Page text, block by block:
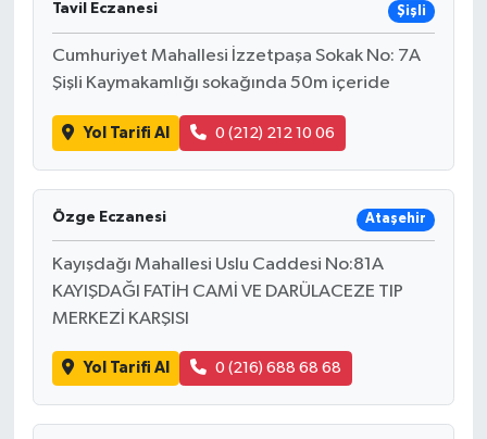
Tavil Eczanesi Şişli
Cumhuriyet Mahallesi İzzetpaşa Sokak No: 7A
Şişli Kaymakamlığı sokağında 50m içeride
Yol Tarifi Al 0 (212) 212 10 06
Özge Eczanesi Ataşehir
Kayışdağı Mahallesi Uslu Caddesi No:81A
KAYIŞDAĞI FATİH CAMİ VE DARÜLACEZE TIP
MERKEZİ KARŞISI
Yol Tarifi Al 0 (216) 688 68 68